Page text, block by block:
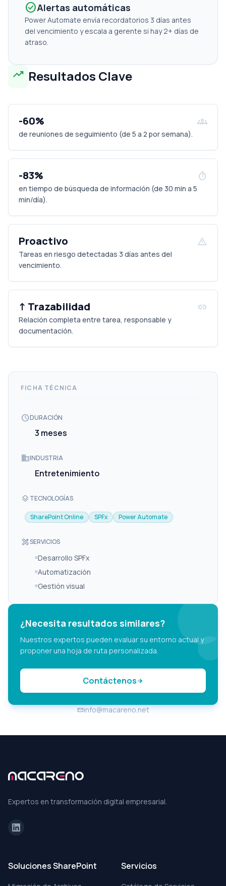
check_circleAlertas automáticas
Power Automate envía recordatorios 3 días antes
del vencimiento y escala a gerente si hay 2+ días de
atraso.
trending_up Resultados Clave
-60% groups
de reuniones de seguimiento (de 5 a 2 por semana).
-83% timer
en tiempo de búsqueda de información (de 30 min a 5
min/día).
Proactivo warning
Tareas en riesgo detectadas 3 días antes del
vencimiento.
↑ Trazabilidad link
Relación completa entre tarea, responsable y
documentación.
FICHA TÉCNICA
scheduleDURACIÓN
3 meses
domainINDUSTRIA
Entretenimiento
layers TECNOLOGÍAS
SharePoint Online SPFx Power Automate
design_servicesSERVICIOS
Desarrollo SPFx
Automatización
Gestión visual
¿Necesita resultados similares?
Nuestros expertos pueden evaluar su entorno actual y
proponer una hoja de ruta personalizada.
Contáctenosarrow_forward
emailinfo@macareno.net
Expertos en transformación digital empresarial.
Soluciones SharePoint Servicios